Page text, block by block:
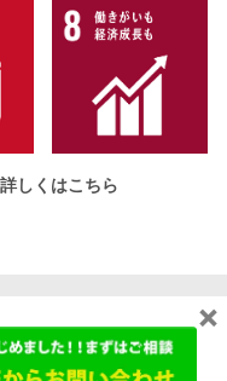
しくはこちら
©
×